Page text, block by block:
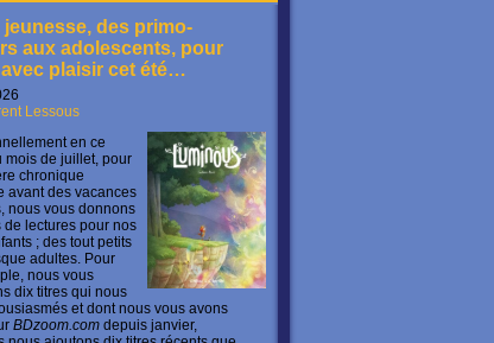
jeunesse, des primo-
aux adolescents, pour
avec plaisir cet été…
Lessous
en ce
mois de juillet, pour
chronique
avant des vacances
nous vous donnons
de lectures pour nos
; des tout petits
adultes. Pour
nous vous
dix titres qui nous
et dont nous vous avons
BDzoom.com depuis janvier,